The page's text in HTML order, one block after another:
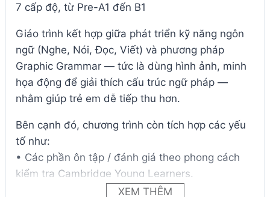
7 cấp độ, từ Pre-A1 đến B1
Giáo trình kết hợp giữa phát triển kỹ năng ngôn
ngữ (Nghe, Nói, Đọc, Viết) và phương pháp
Graphic Grammar — tức là dùng hình ảnh, minh
họa động để giải thích cấu trúc ngữ pháp —
nhằm giúp trẻ em dễ tiếp thu hơn.
Bên cạnh đó, chương trình còn tích hợp các yếu
tố như:
• Các phần ôn tập / đánh giá theo phong cách
kiểm tra Cambridge Young Learners.
• Hoạt động “Think about it!”, phần “Values /
XEM THÊM